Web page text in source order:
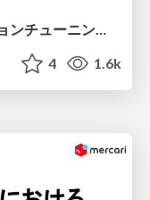
Laravelで学ぶ Webアプリケーションチューニング入門/web_application_tuning_101
4 1.6k